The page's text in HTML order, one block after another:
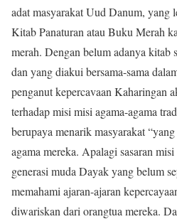
adat masyarakat Uud Danum, yang
Kitab Panaturan atau Buku Merah
merah. Dengan belum adanya kitab
dan yang diakui bersama-sama
penganut kepercavaan Kaharingan
terhadap misi misi agama-agama
berupaya menarik masyarakat
agama mereka. Apalagi sasaran
generasi muda Dayak yang belum
memahami ajaran-ajaran
diwariskan dari orangtua mereka.